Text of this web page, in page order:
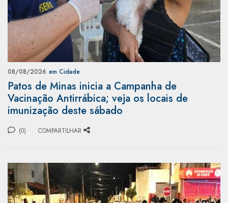
08/08/2026 em Cidade
Patos de Minas inicia a Campanha de
Vacinação Antirrábica; veja os locais de
imunização deste sábado
(0) COMPARTILHAR